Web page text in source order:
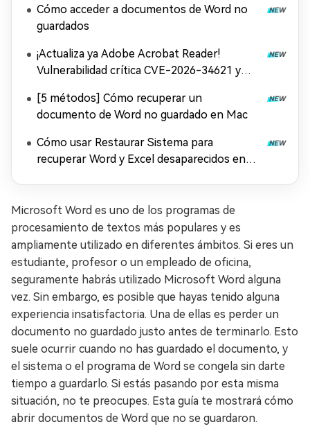
Cómo acceder a documentos de Word no
guardados
¡Actualiza ya Adobe Acrobat Reader!
Vulnerabilidad crítica CVE-2026-34621 y
[5 métodos] Cómo recuperar un
documento de Word no guardado en Mac
Cómo usar Restaurar Sistema para
recuperar Word y Excel desaparecidos en
Microsoft Word es uno de los programas de
procesamiento de textos más populares y es
ampliamente utilizado en diferentes ámbitos. Si eres un
estudiante, profesor o un empleado de oficina,
seguramente habrás utilizado Microsoft Word alguna
vez. Sin embargo, es posible que hayas tenido alguna
experiencia insatisfactoria. Una de ellas es perder un
documento no guardado justo antes de terminarlo. Esto
suele ocurrir cuando no has guardado el documento, y
el sistema o el programa de Word se congela sin darte
tiempo a guardarlo. Si estás pasando por esta misma
situación, no te preocupes. Esta guía te mostrará cómo
abrir documentos de Word que no se guardaron.